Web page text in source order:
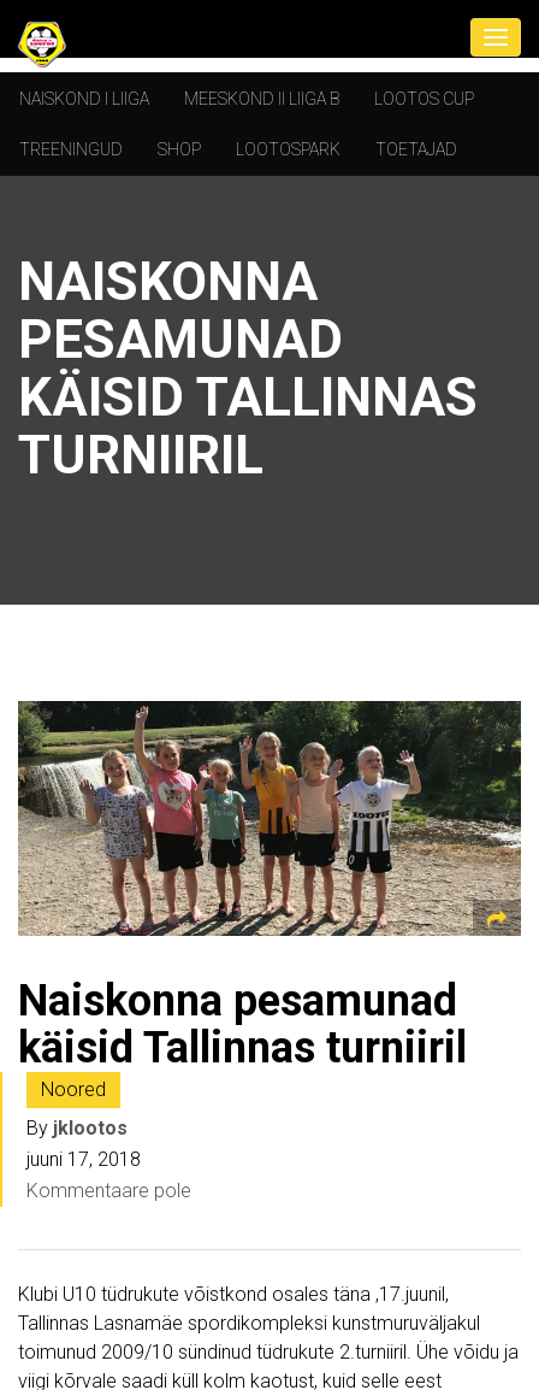
NAISKOND I LIIGA MEESKOND II LIIGA B LOOTOS CUP
TREENINGUD SHOP LOOTOSPARK TOETAJAD
NAISKONNA
PESAMUNAD
KÄISID TALLINNAS
TURNIIRIL
Naiskonna pesamunad
käisid Tallinnas turniiril
Noored
By jklootos
juuni 17, 2018
Kommentaare pole
Klubi U10 tüdrukute võistkond osales täna ,17.juunil,
Tallinnas Lasnamäe spordikompleksi kunstmuruväljakul
toimunud 2009/10 sündinud tüdrukute 2.turniiril. Ühe võidu ja
viigi kõrvale saadi küll kolm kaotust, kuid selle eest